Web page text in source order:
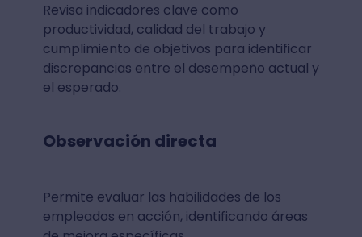
Revisa indicadores clave como
productividad, calidad del trabajo y
cumplimiento de objetivos para identificar
discrepancias entre el desempeño actual y
el esperado.
Observación directa
Permite evaluar las habilidades de los
empleados en acción, identificando áreas